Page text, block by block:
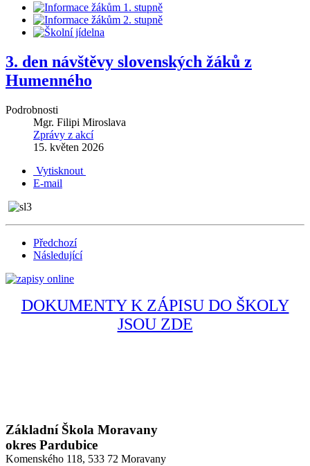
3. den návštěvy slovenských žáků z
Humenného
Podrobnosti
Mgr. Filipi Miroslava
Zprávy z akcí
15. květen 2026
Vytisknout
E-mail
Předchozí
Následující
DOKUMENTY K ZÁPISU DO ŠKOLY
JSOU ZDE
Základní Škola Moravany
okres Pardubice
Komenského 118, 533 72 Moravany